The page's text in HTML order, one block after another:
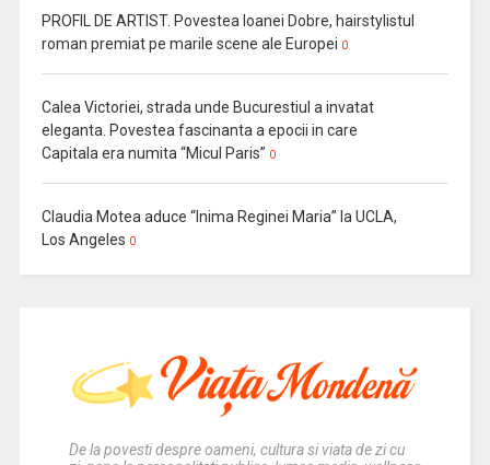
PROFIL DE ARTIST. Povestea Ioanei Dobre, hairstylistul
roman premiat pe marile scene ale Europei 0
Calea Victoriei, strada unde Bucurestiul a invatat
eleganta. Povestea fascinanta a epocii in care
Capitala era numita “Micul Paris” 0
Claudia Motea aduce “Inima Reginei Maria” la UCLA,
Los Angeles 0
De la povesti despre oameni, cultura si viata de zi cu